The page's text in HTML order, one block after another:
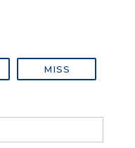
MISS